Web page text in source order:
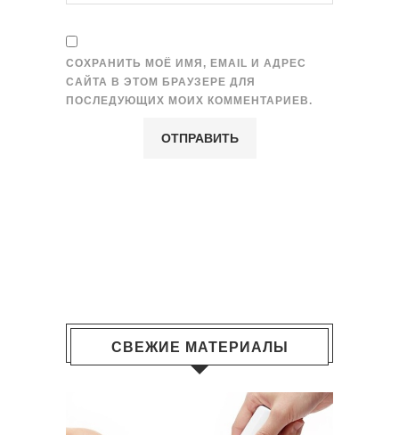
СОХРАНИТЬ МОЁ ИМЯ, EMAIL И АДРЕС
САЙТА В ЭТОМ БРАУЗЕРЕ ДЛЯ
ПОСЛЕДУЮЩИХ МОИХ КОММЕНТАРИЕВ.
СВЕЖИЕ МАТЕРИАЛЫ